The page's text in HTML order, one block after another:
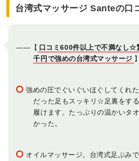
台湾式マッサージ Santeの口
――【 口コミ600件以上で不満なし
千円で強めの台湾式マッサージ 】
強めの圧でぐいぐいほぐしてくれ
だった足もスッキリ☆足裏をす
履けます。たっぷりの温かいタ
かった。
オイルマッサージ。台湾式足ぶみ